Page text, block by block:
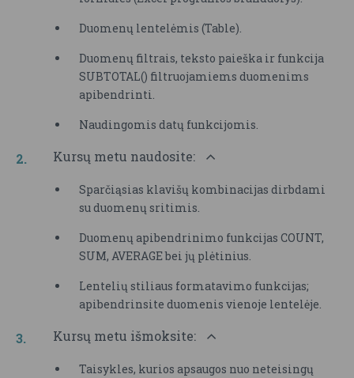
Duomenų lentelėmis (Table).
Duomenų filtrais, teksto paieška ir funkcija
SUBTOTAL() filtruojamiems duomenims
apibendrinti.
Naudingomis datų funkcijomis.
Kursų metu naudosite:
Sparčiąsias klavišų kombinacijas dirbdami
su duomenų sritimis.
Duomenų apibendrinimo funkcijas COUNT,
SUM, AVERAGE bei jų plėtinius.
Lentelių stiliaus formatavimo funkcijas;
apibendrinsite duomenis vienoje lentelėje.
Kursų metu išmoksite:
Taisykles, kurios apsaugos nuo neteisingų